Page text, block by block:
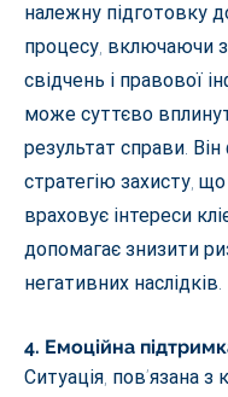
належну підготовку
процесу, включаючи
свідчень і правової
може суттєво
результат справи.
стратегію захисту,
враховує інтереси
допомагає знизити
негативних наслідків.
4. Емоційна
Ситуація, пов’язана з